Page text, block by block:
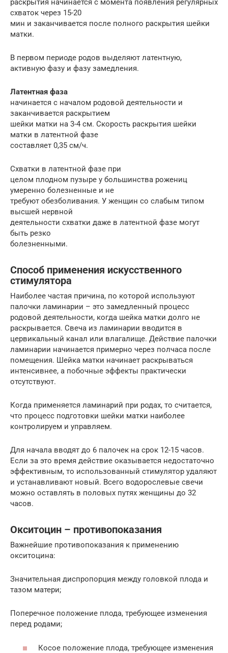
раскрытия начинается с момента появления регулярных
схваток через 15-20
мин и заканчивается после полного раскрытия шейки
матки.
В первом периоде родов выделяют латентную,
активную фазу и фазу замедления.
Латентная фаза
начинается с началом родовой деятельности и
заканчивается раскрытием
шейки матки на 3-4 см. Скорость раскрытия шейки
матки в латентной фазе
составляет 0,35 см/ч.
Схватки в латентной фазе при
целом плодном пузыре у большинства рожениц
умеренно болезненные и не
требуют обезболивания. У женщин со слабым типом
высшей нервной
деятельности схватки даже в латентной фазе могут
быть резко
болезненными.
Способ применения искусственного
стимулятора
Наиболее частая причина, по которой используют
палочки ламинарии – это замедленный процесс
родовой деятельности, когда шейка матки долго не
раскрывается. Свеча из ламинарии вводится в
цервикальный канал или влагалище. Действие палочки
ламинарии начинается примерно через полчаса после
помещения. Шейка матки начинает раскрываться
интенсивнее, а побочные эффекты практически
отсутствуют.
Когда применяется ламинарий при родах, то считается,
что процесс подготовки шейки матки наиболее
контролируем и управляем.
Для начала вводят до 6 палочек на срок 12-15 часов.
Если за это время действие оказывается недостаточно
эффективным, то использованный стимулятор удаляют
и устанавливают новый. Всего водорослевые свечи
можно оставлять в половых путях женщины до 32
часов.
Окситоцин – противопоказания
Важнейшие противопоказания к применению
окситоцина:
Значительная диспропорция между головкой плода и
тазом матери;
Поперечное положение плода, требующее изменения
перед родами;
Косое положение плода, требующее изменения